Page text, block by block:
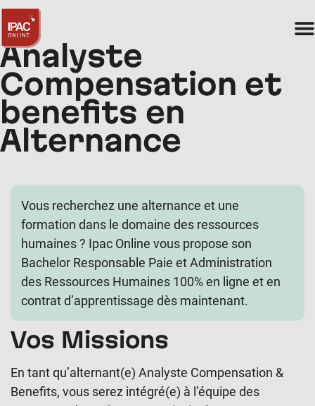
Analyste
Compensation et
benefits en
Alternance
Vous recherchez une alternance et une
formation dans le domaine des ressources
humaines ? Ipac Online vous propose son
Bachelor Responsable Paie et Administration
des Ressources Humaines 100% en ligne et en
contrat d’apprentissage dès maintenant.
Vos Missions
En tant qu’alternant(e) Analyste Compensation &
Benefits, vous serez intégré(e) à l’équipe des